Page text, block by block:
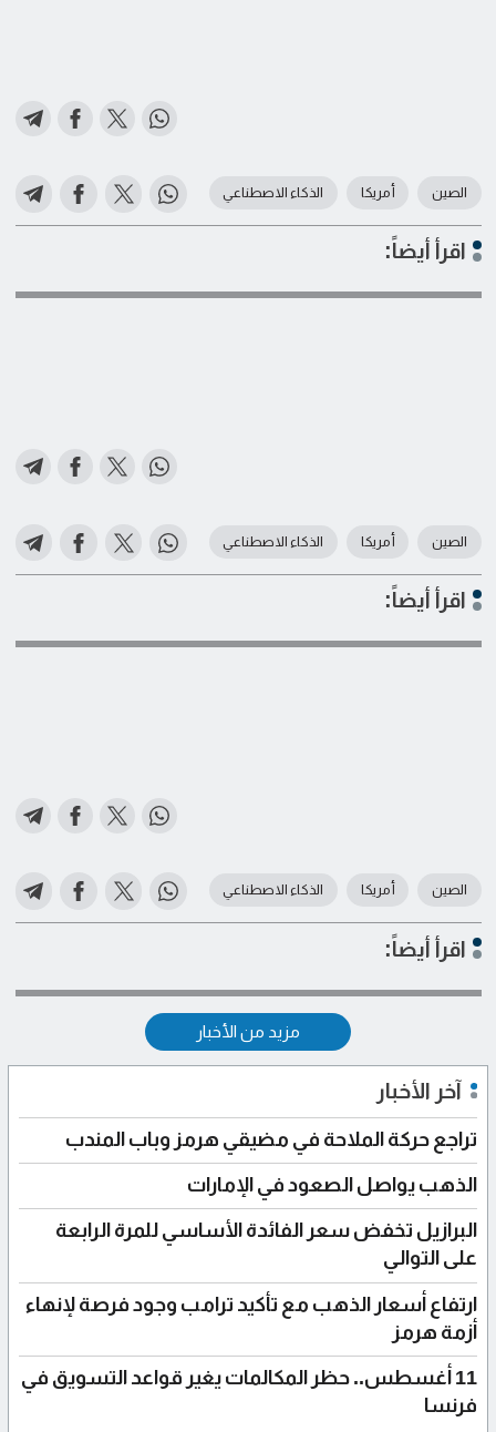
الصين أمريكا الذكاء الاصطناعي
اقرأ أيضاً:
الصين أمريكا الذكاء الاصطناعي
اقرأ أيضاً:
الصين أمريكا الذكاء الاصطناعي
اقرأ أيضاً:
مزيد من الأخبار
آخر الأخبار
تراجع حركة الملاحة في مضيقي هرمز وباب المندب
الذهب يواصل الصعود في الإمارات
البرازيل تخفض سعر الفائدة الأساسي للمرة الرابعة
على التوالي
ارتفاع أسعار الذهب مع تأكيد ترامب وجود فرصة لإنهاء
أزمة هرمز
11 أغسطس.. حظر المكالمات يغير قواعد التسويق في
فرنسا